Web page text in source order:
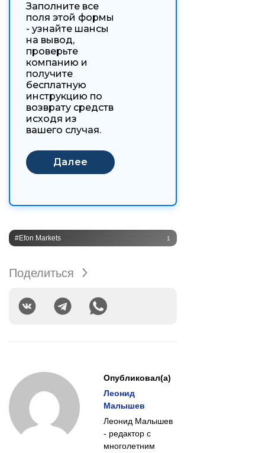
Заполните все
поля этой формы
- узнайте шансы
на вывод,
проверьте
компанию и
получите
бесплатную
инструкцию по
возврату средств
исходя из
вашего случая.
#Efon Markets 1
Поделиться
Опубликовал(а)
Леонид
Малышев
Леонид Малышев
- редактор с
многолетним